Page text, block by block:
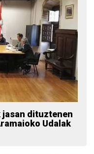
dituztenen
Udalak